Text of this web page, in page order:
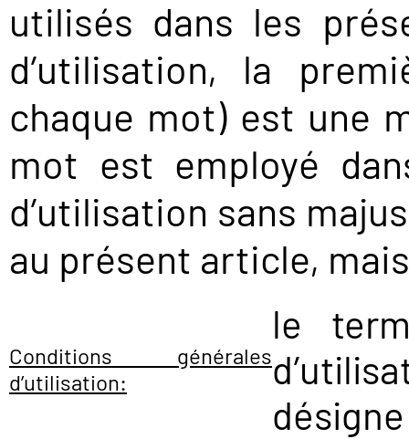
utilisés dans les
d’utilisation, la
chaque mot) est une
mot est employé
d’utilisation sans
au présent article,
Conditions générales
d’utilisation:
le